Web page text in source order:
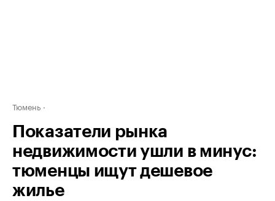
Тюмень
Показатели рынка
недвижимости ушли в минус:
тюменцы ищут дешевое
жилье